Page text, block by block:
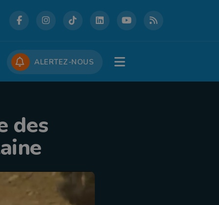
CONCOURS JOBS
ALERTEZ-NOUS
des